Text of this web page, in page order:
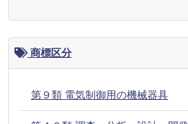
商標区分
第９類 電気制御用の機械器具